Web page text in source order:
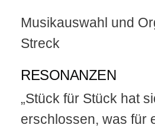
Musikauswahl und
Streck
RESONANZEN
„Stück für Stück hat
erschlossen, was für